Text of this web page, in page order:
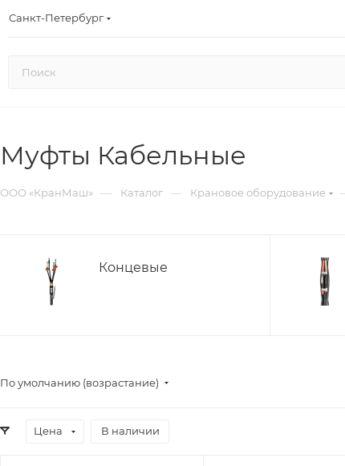
Санкт-Петербург
Муфты Кабельные
ООО «КранМаш» — Каталог — Крановое оборудование
Концевые
По умолчанию (возрастание)
Цена В наличии